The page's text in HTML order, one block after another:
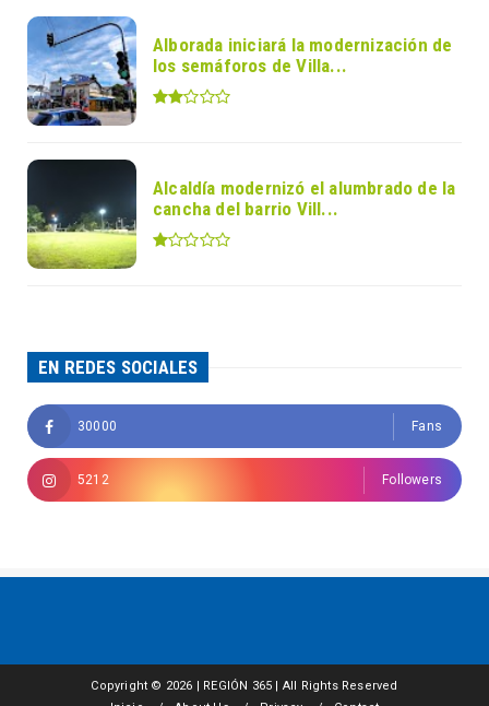
Alborada iniciará la modernización de
los semáforos de Villa...
Alcaldía modernizó el alumbrado de la
cancha del barrio Vill...
EN REDES SOCIALES
30000 Fans
5212 Followers
Copyright © 2026 | REGIÓN 365 | All Rights Reserved